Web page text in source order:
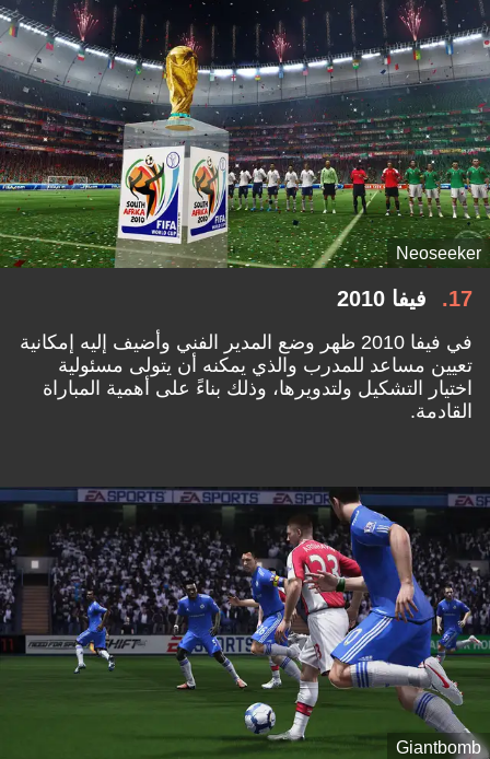
Neoseeker
17 فيفا 2010
في فيفا 2010 ظهر وضع المدير الفني وأضيف إليه إمكانية
تعيين مساعد للمدرب والذي يمكنه أن يتولى مسئولية
اختيار التشكيل ولتدويرها، وذلك بناءً على أهمية المباراة
القادمة.
Giantbomb